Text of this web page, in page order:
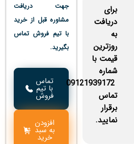
برای
دریافت
به
روزترین
قیمت با
شماره
09121939172
تماس
برقرار
نمایید.
جهت دریافت
مشاوره قبل از خرید
با تیم فروش تماس
بگیرید.
تماس
با تیم
فروش
افزودن
به سبد
خرید